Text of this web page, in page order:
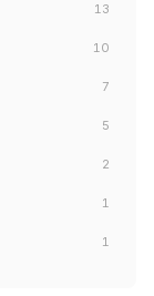
13
10
7
5
2
1
1